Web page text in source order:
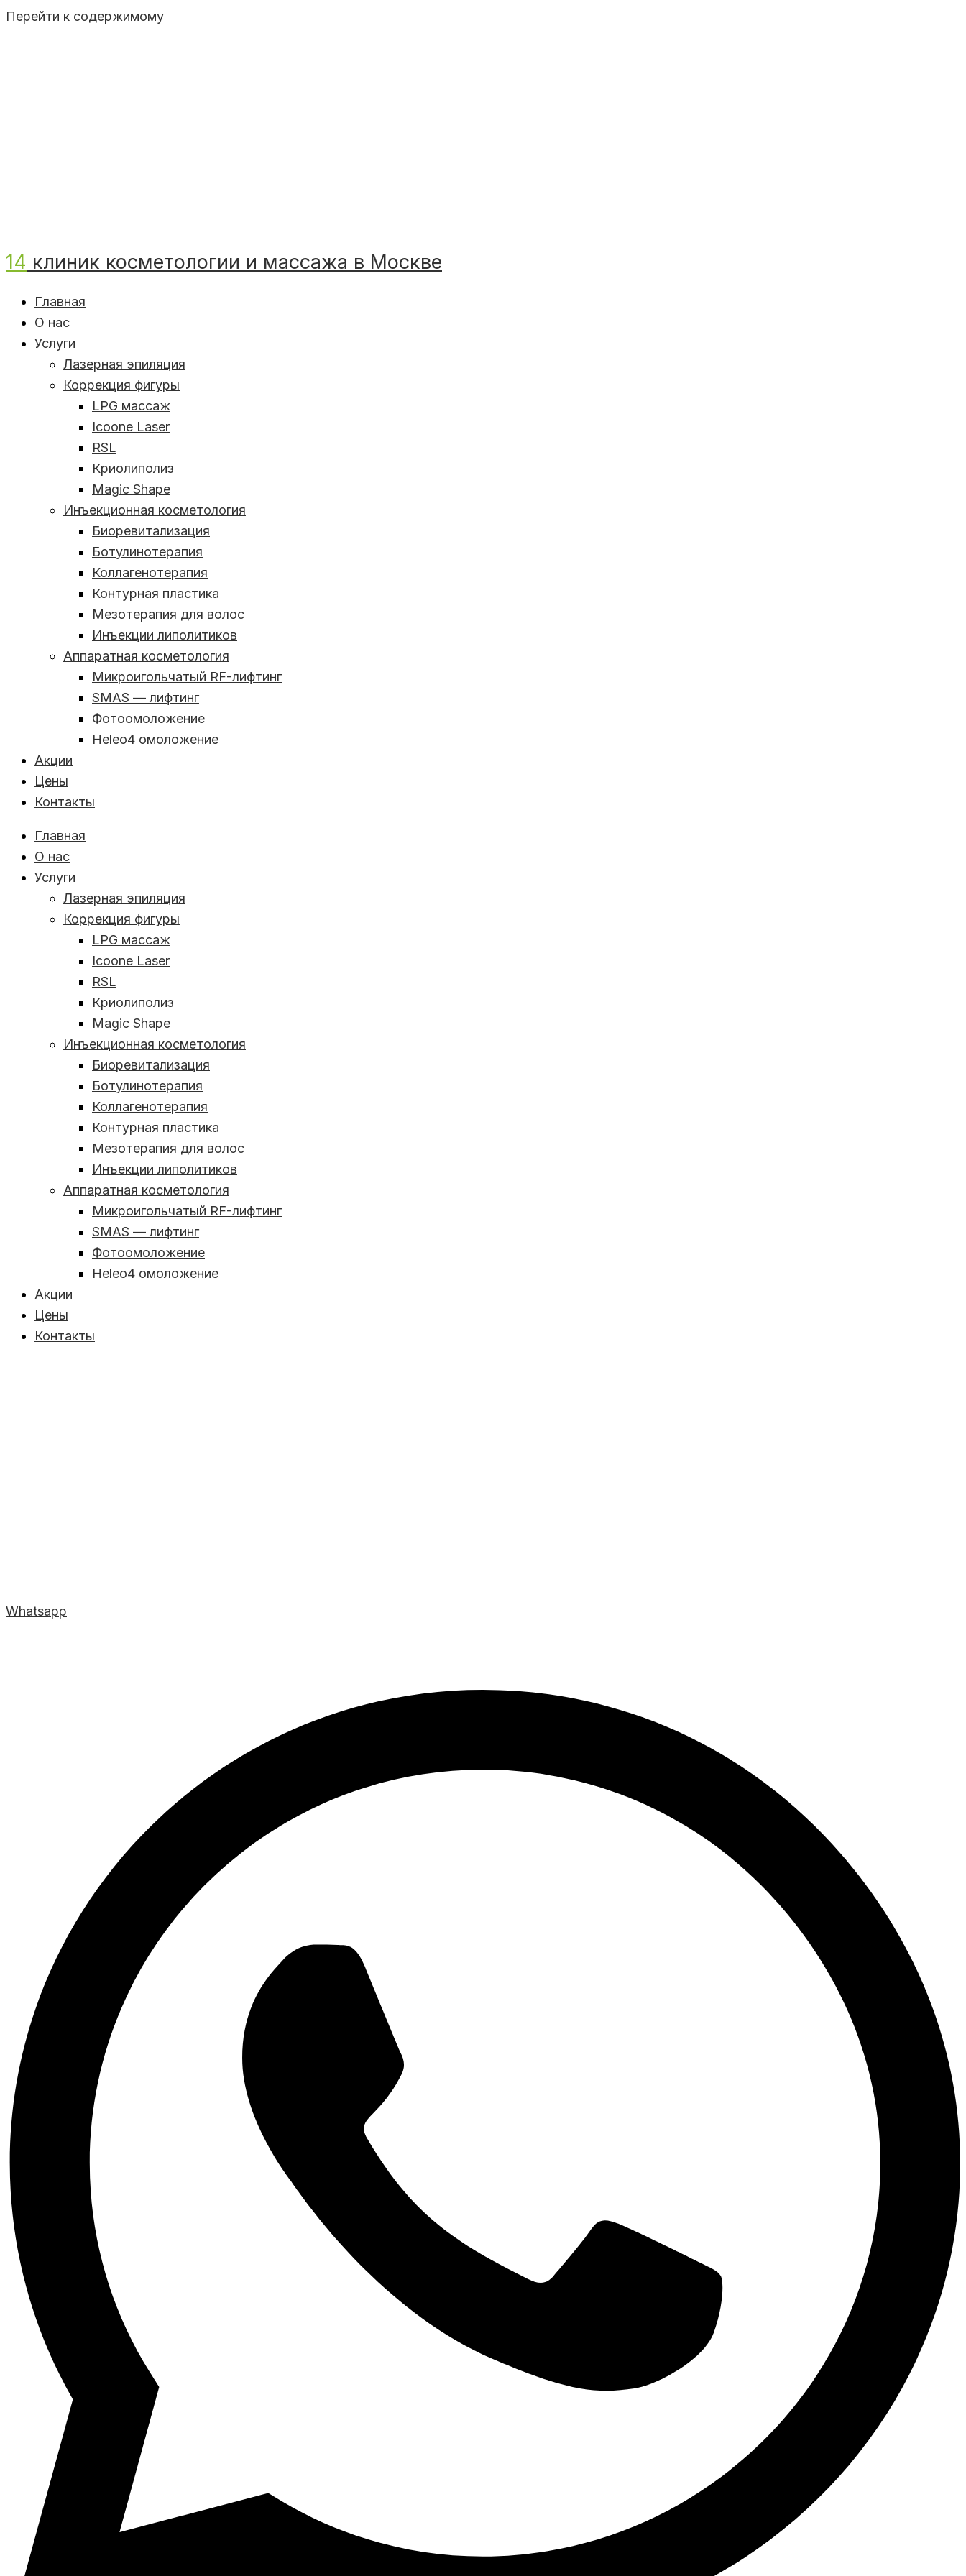
Перейти к содержимому
14 клиник косметологии и массажа в Москве
Главная
О нас
Услуги
Лазерная эпиляция
Коррекция фигуры
LPG массаж
Icoone Laser
RSL
Криолиполиз
Magic Shape
Инъекционная косметология
Биоревитализация
Ботулинотерапия
Коллагенотерапия
Контурная пластика
Мезотерапия для волос
Инъекции липолитиков
Аппаратная косметология
Микроигольчатый RF-лифтинг
SMAS — лифтинг
Фотоомоложение
Heleo4 омоложение
Акции
Цены
Контакты
Главная
О нас
Услуги
Лазерная эпиляция
Коррекция фигуры
LPG массаж
Icoone Laser
RSL
Криолиполиз
Magic Shape
Инъекционная косметология
Биоревитализация
Ботулинотерапия
Коллагенотерапия
Контурная пластика
Мезотерапия для волос
Инъекции липолитиков
Аппаратная косметология
Микроигольчатый RF-лифтинг
SMAS — лифтинг
Фотоомоложение
Heleo4 омоложение
Акции
Цены
Контакты
Whatsapp